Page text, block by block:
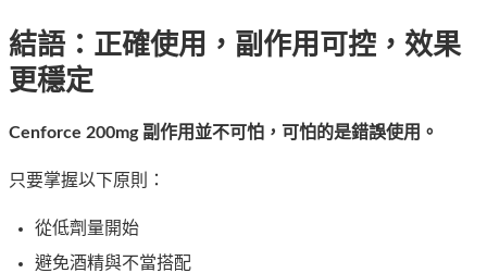
結語：正確使用，副作用可控，效果
更穩定
Cenforce 200mg 副作用 並不可怕，可怕的是錯誤使用。
只要掌握以下原則：
從低劑量開始
避免酒精與不當搭配